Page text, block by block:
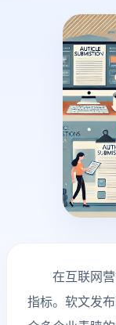
在互联网营
指标。软文发